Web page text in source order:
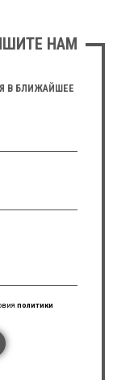
НАМ
В БЛИЖАЙШЕЕ
политики